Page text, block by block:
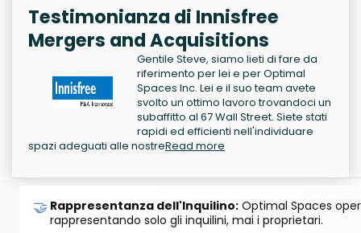
Testimonianza di Innisfree
Mergers and Acquisitions
Gentile Steve, siamo lieti di fare da
riferimento per lei e per Optimal
Spaces Inc. Lei e il suo team avete
svolto un ottimo lavoro trovandoci un
subaffitto al 67 Wall Street. Siete stati
rapidi ed efficienti nell'individuare
spazi adeguati alle nostreRead more
🤝 Rappresentanza dell'Inquilino: Optimal Spaces
rappresentando solo gli inquilini, mai i proprietari.